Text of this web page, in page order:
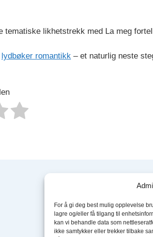
For å gi deg best mulig opplevelse
lagre og/eller få tilgang til
kan vi behandle data som
ikke samtykker eller trekker tilbake
tematiske likhetstrekk med La meg
lydbøker romantikk – et naturlig neste
Bookbeat
Fabel